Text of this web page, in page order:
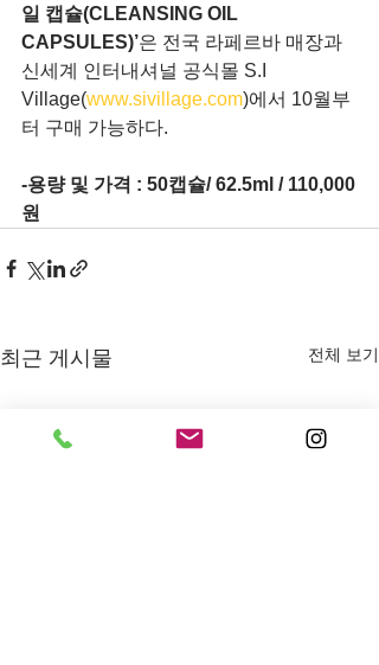
일 캡슐(CLEANSING OIL
CAPSULES)’은 전국 라페르바 매장과
신세계 인터내셔널 공식몰 S.I
Village(www.sivillage.com)에서 10월부
터 구매 가능하다.
-용량 및 가격 : 50캡슐/ 62.5ml / 110,000
원
최근 게시물 전체 보기